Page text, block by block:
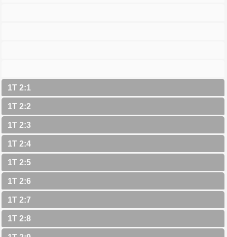
1T 2:1
1T 2:2
1T 2:3
1T 2:4
1T 2:5
1T 2:6
1T 2:7
1T 2:8